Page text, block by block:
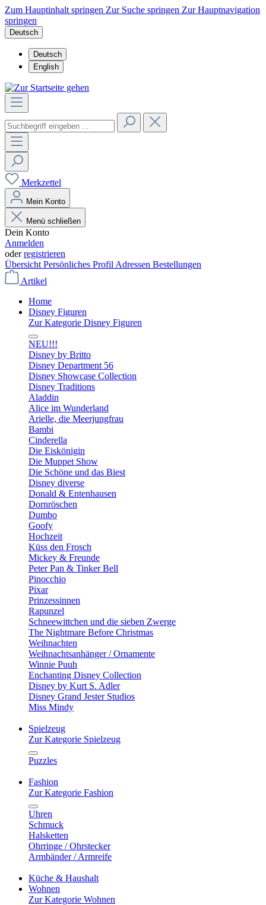
Zum Hauptinhalt springen Zur Suche springen Zur Hauptnavigation
springen
Deutsch
Deutsch
English
Merkzettel
Mein Konto
Menü schließen
Dein Konto
Anmelden
oderregistrieren
Übersicht Persönliches Profil Adressen Bestellungen
Artikel
Home
Disney Figuren
Zur Kategorie Disney Figuren
NEU!!!
Disney by Britto
Disney Department 56
Disney Showcase Collection
Disney Traditions
Aladdin
Alice im Wunderland
Arielle, die Meerjungfrau
Bambi
Cinderella
Die Eiskönigin
Die Muppet Show
Die Schöne und das Biest
Disney diverse
Donald & Entenhausen
Dornröschen
Dumbo
Goofy
Hochzeit
Küss den Frosch
Mickey & Freunde
Peter Pan & Tinker Bell
Pinocchio
Pixar
Prinzessinnen
Rapunzel
Schneewittchen und die sieben Zwerge
The Nightmare Before Christmas
Weihnachten
Weihnachtsanhänger / Ornamente
Winnie Puuh
Enchanting Disney Collection
Disney by Kurt S. Adler
Disney Grand Jester Studios
Miss Mindy
Spielzeug
Zur Kategorie Spielzeug
Puzzles
Fashion
Zur Kategorie Fashion
Uhren
Schmuck
Halsketten
Ohrringe / Ohrstecker
Armbänder / Armreife
Küche & Haushalt
Wohnen
Zur Kategorie Wohnen